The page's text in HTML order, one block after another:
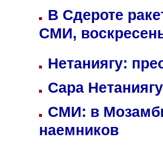
В Сдероте
СМИ,
Нетаниягу:
Сара
СМИ: в
наемников